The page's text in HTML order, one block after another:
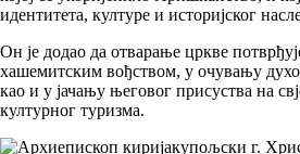
идентитета, културе и историјског
Он је додао да отварање цркве
хашемитским вођством, у очувању
као и у јачању његовог присуства на
културног туризма.